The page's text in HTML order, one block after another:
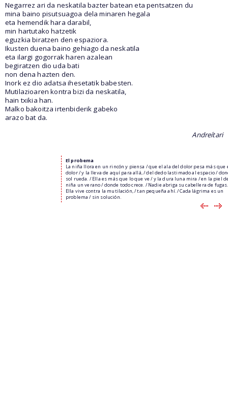
Negarrez ari da neskatila bazter batean eta pentsatzen du
mina baino pisutsuagoa dela minaren hegala
eta hemendik hara darabil,
min hartutako hatzetik
eguzkia biratzen den espaziora.
Ikusten duena baino gehiago da neskatila
eta ilargi gogorrak haren azalean
begiratzen dio uda bati
non dena hazten den.
Inork ez dio adatsa ihesetatik babesten.
Mutilazioaren kontra bizi da neskatila,
hain txikia han.
Malko bakoitza irtenbiderik gabeko
arazo bat da.
Andreítari
El probema
La niña llora en un rincón y piensa / que el ala del dolor pesa más que
dolor / y la lleva de aquí para allá, / del dedo lastimado al espacio /
sol rueda. / Ella es más que lo que ve / y la dura luna mira / en la piel
niña un verano / donde todo crece. / Nadie abriga su cabellera de
Ella vive contra la mutilación, / tan pequeña ahí. / Cada lágrima es un
problema / sin solución.